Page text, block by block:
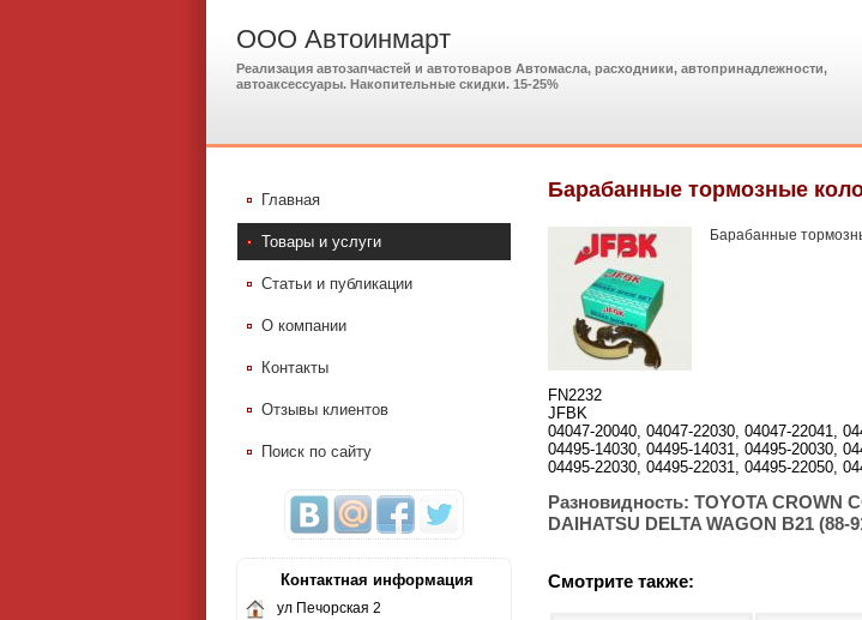
ООО Автоинмарт
Реализация автозапчастей и автотоваров Автомасла, расходники, автопринадлежности,
автоаксессуары. Накопительные скидки. 15-25%
Барабанные тормозные
Барабанные
FN2232
JFBK
04047-20040, 04047-22030, 04047-22041,
04495-14030, 04495-14031, 04495-20030,
04495-22030, 04495-22031, 04495-22050,
Разновидность: TOYOTA CROWN
DAIHATSU DELTA WAGON B21 (88-
Смотрите также:
Главная
Товары и услуги
Статьи и публикации
О компании
Контакты
Отзывы клиентов
Поиск по сайту
Контактная информация
ул Печорская 2